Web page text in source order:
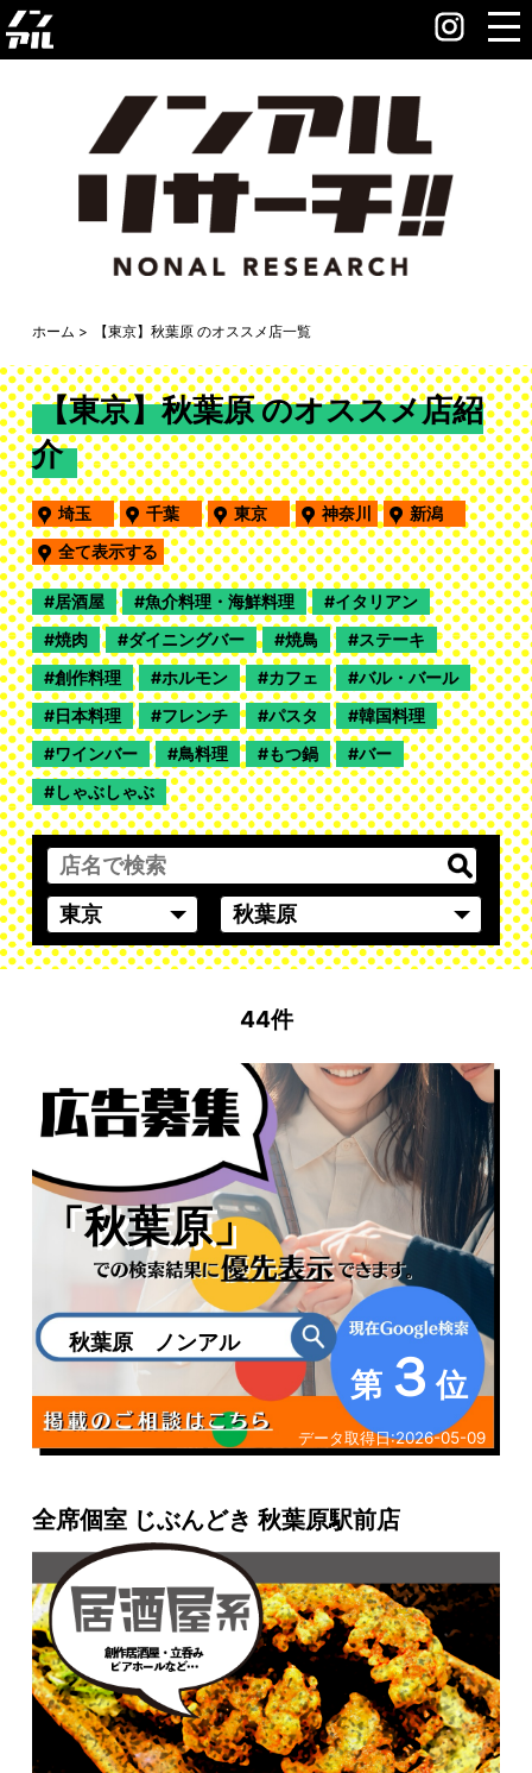
ホーム 【東京】秋葉原 のオススメ店一覧
【東京】秋葉原 のオススメ店紹
介
埼玉 千葉 東京 神奈川
新潟
全て表示する
居酒屋 魚介料理・海鮮料理
イタリアン
焼肉
ダイニングバー 焼鳥
ステーキ
創作料理
ホルモン カフェ
バル・バール
日本料理
フレンチ パスタ
韓国料理
ワインバー
鳥料理 もつ鍋
バー
しゃぶしゃぶ
44件
「秋葉原」
秋葉原 ノンアル
第３ 位
データ取得日:2026-05-09
全席個室 じぶんどき 秋葉原駅前店